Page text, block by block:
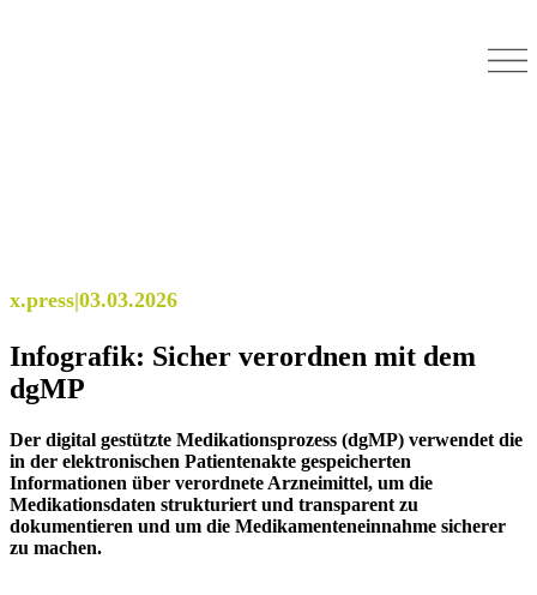
x.press|03.03.2026
Infografik: Sicher verordnen mit dem
dgMP
Der digital gestützte Medikationsprozess (dgMP) verwendet die
in der elektronischen Patientenakte gespeicherten
Informationen über verordnete Arzneimittel, um die
Medikationsdaten strukturiert und transparent zu
dokumentieren und um die Medikamenteneinnahme sicherer
zu machen.